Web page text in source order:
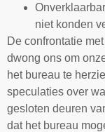
niet konden
De confrontatie
dwong ons om
het bureau te
speculaties over
gesloten deuren
dat het bureau